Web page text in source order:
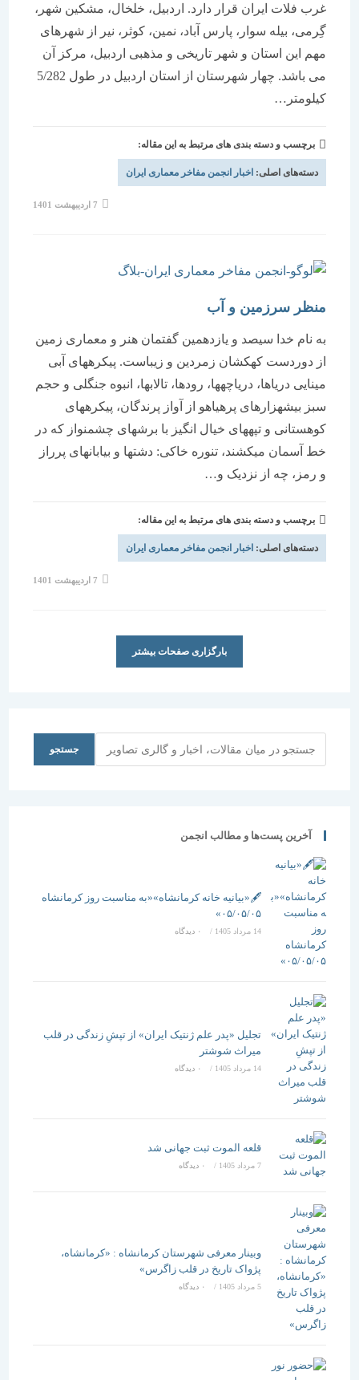
غرب فلات ایران قرار دارد. اردبیل، خلخال، مشکین شهر،
گِرمی، بیله سوار، پارس آباد، نمین، کوثر، نیر از شهرهای
مهم این استان و شهر تاریخی و مذهبی اردبیل، مرکز آن
می باشد. چهار شهرستان از استان اردبیل در طول 5/282
کیلومتر…
برچسب و دسته بندی های مرتبط به این مقاله:
دسته‌های اصلی:اخبار انجمن مفاخر معماری ایران
منظر سرزمین و آب
به نام خدا سیصد و یازدهمین گفتمان هنر و معماری زمین
از دوردست کهکشان زمردین و زیباست. پیکره­های آبی
مینایی دریاها، دریاچه­ها، رودها، تالاب­ها، انبوه جنگلی و حجم
سبز بیشه­زارهای پرهیاهو از آواز پرندگان، پیکره­های
کوهستانی و تپه­های خیال انگیز با برش­های چشم­نواز که در
خط آسمان می­کشند، تنوره خاکی: دشت­ها و بیابان­های پرراز
و رمز، چه از نزدیک و…
برچسب و دسته بندی های مرتبط به این مقاله:
دسته‌های اصلی:اخبار انجمن مفاخر معماری ایران
بارگزاری صفحات بیشتر
جستجو
آخرین پست‌ها و مطالب انجمن
🖋️«بیانیه خانه کرمانشاه»«به مناسبت روز کرمانشاه
۰۵/۰۵/۰۵»
/ ۰ دیدگاه
تجلیل «پدر علم ژنتیک ایران» از تپشِ زندگی در قلب
میراث شوشتر
14 مرداد 1405 / ۰ دیدگاه
قلعه الموت ثبت جهانی شد
/ ۰ دیدگاه
وبینار معرفی شهرستان کرمانشاه : «کرمانشاه،
پژواک تاریخ در قلب زاگرس»
5 مرداد 1405 / ۰ دیدگاه